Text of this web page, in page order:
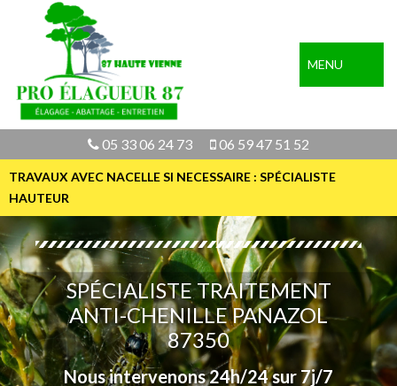
MENU
05 33 06 24 73 06 59 47 51 52
TRAVAUX AVEC NACELLE SI NECESSAIRE : SPÉCIALISTE
HAUTEUR
SPÉCIALISTE TRAITEMENT
ANTI-CHENILLE PANAZOL
87350
Nous intervenons 24h/24 sur 7j/7